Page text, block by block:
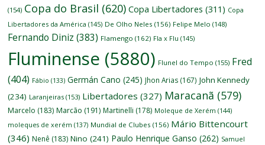
(154) Copa do Brasil (620) Copa Libertadores (311) Copa
Libertadores da América (145) De Olho Neles (156) Felipe Melo (148)
Fernando Diniz (383) Flamengo (162) Fla x Flu (145)
Fluminense (5880) Flunel do Tempo (155) Fred
(404) Fábio (133) Germán Cano (245) Jhon Arias (167) John Kennedy
(234) Laranjeiras (153) Libertadores (327) Maracanã (579)
Marcelo (183) Marcão (191) Martinelli (178) Moleque de Xerém (144)
moleques de xerém (137) Mundial de Clubes (156) Mário Bittencourt
(346) Nenê (183) Nino (241) Paulo Henrique Ganso (262) Samuel